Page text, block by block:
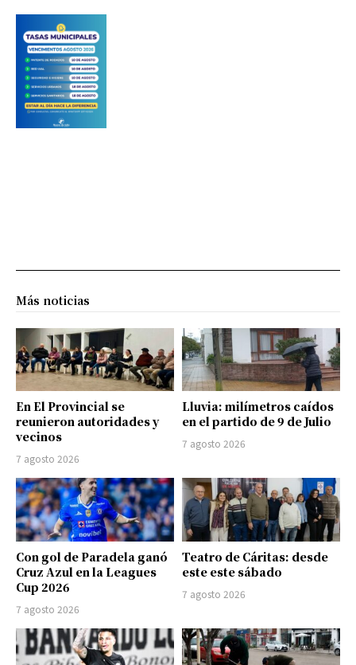
Más noticias
En El Provincial se
reunieron autoridades y
vecinos
7 agosto 2026
Lluvia: milímetros caídos
en el partido de 9 de Julio
7 agosto 2026
Con gol de Paradela ganó
Cruz Azul en la Leagues
Cup 2026
7 agosto 2026
Teatro de Cáritas: desde
este este sábado
7 agosto 2026